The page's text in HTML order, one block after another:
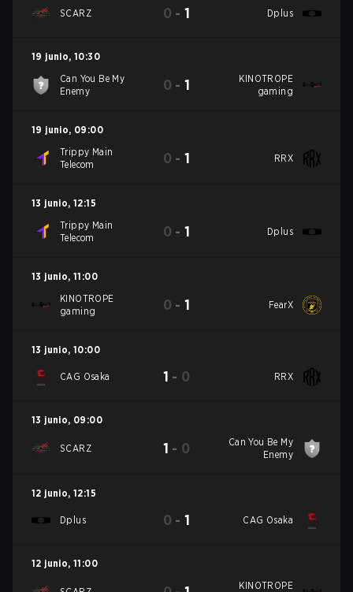
SCARZ 0 -1 Dplus
19 junio, 10:30
Can You Be My
Enemy
0 -1
KINOTROPE
gaming
19 junio, 09:00
Trippy Main
Telecom
0 -1 RRX
13 junio, 12:15
Trippy Main
Telecom
0 -1 Dplus
13 junio, 11:00
KINOTROPE
gaming
0 -1 FearX
13 junio, 10:00
CAG Osaka 1 - 0 RRX
13 junio, 09:00
SCARZ 1 - 0
Can You Be My
Enemy
12 junio, 12:15
Dplus 0 -1 CAG Osaka
12 junio, 11:00
KINOTROPE